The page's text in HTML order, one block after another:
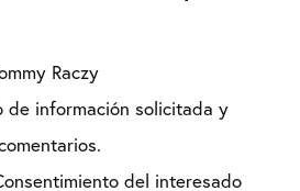
Raczy
de información solicitada y
del interesado